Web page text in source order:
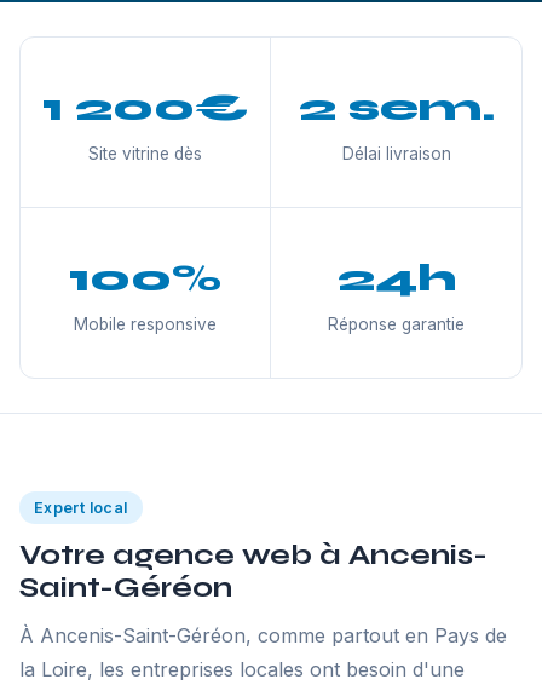
1 200€
Site vitrine dès
2 sem.
Délai livraison
100%
Mobile responsive
24h
Réponse garantie
Expert local
Votre agence web à Ancenis-
Saint-Géréon
À Ancenis-Saint-Géréon, comme partout en Pays de
la Loire, les entreprises locales ont besoin d'une